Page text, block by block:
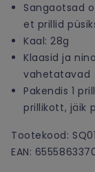
Sangaotsad
et prillid
Kaal: 28g
Klaasid ja
vahetatavad
Pakendis 1
prillikott, jäik
Tootekood:
EAN: